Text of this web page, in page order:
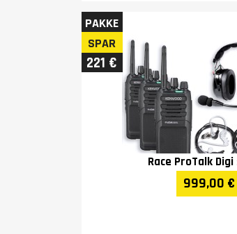
PAKKE
SPAR
221 €
Race ProTalk
999,00 €